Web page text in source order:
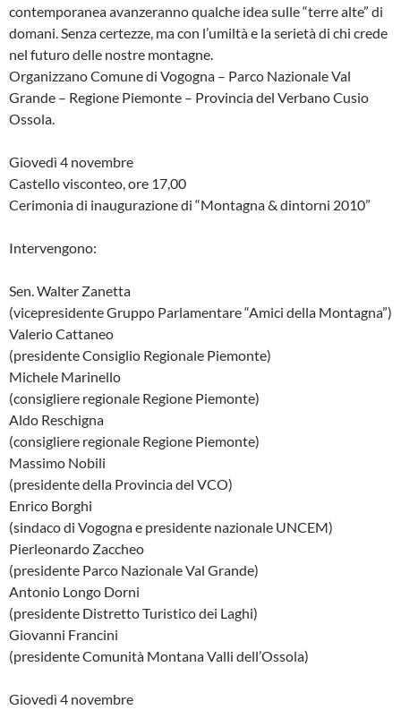
contemporanea avanzeranno qualche idea sulle “terre alte” di
domani. Senza certezze, ma con l’umiltà e la serietà di chi crede
nel futuro delle nostre montagne.
Organizzano Comune di Vogogna – Parco Nazionale Val
Grande – Regione Piemonte – Provincia del Verbano Cusio
Ossola.
Giovedì 4 novembre
Castello visconteo, ore 17,00
Cerimonia di inaugurazione di “Montagna & dintorni 2010”
Intervengono:
Sen. Walter Zanetta
(vicepresidente Gruppo Parlamentare “Amici della Montagna”)
Valerio Cattaneo
(presidente Consiglio Regionale Piemonte)
Michele Marinello
(consigliere regionale Regione Piemonte)
Aldo Reschigna
(consigliere regionale Regione Piemonte)
Massimo Nobili
(presidente della Provincia del VCO)
Enrico Borghi
(sindaco di Vogogna e presidente nazionale UNCEM)
Pierleonardo Zaccheo
(presidente Parco Nazionale Val Grande)
Antonio Longo Dorni
(presidente Distretto Turistico dei Laghi)
Giovanni Francini
(presidente Comunità Montana Valli dell’Ossola)
Giovedì 4 novembre